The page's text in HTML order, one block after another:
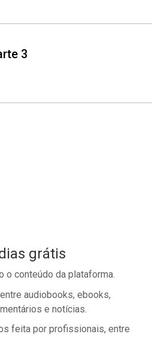
3
grátis
o conteúdo da plataforma.
audiobooks, ebooks,
e notícias.
feita por profissionais, entre